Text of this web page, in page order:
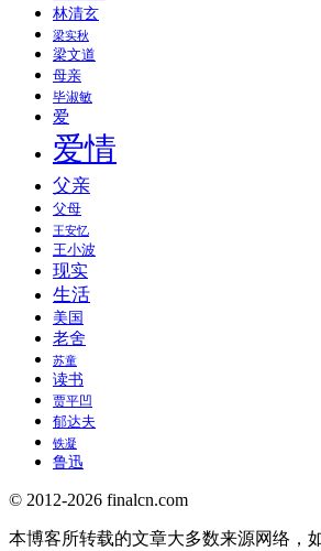
林清玄
梁实秋
梁文道
母亲
毕淑敏
爱
爱情
父亲
父母
王安忆
王小波
现实
生活
美国
老舍
苏童
读书
贾平凹
郁达夫
铁凝
鲁迅
© 2012-2026 finalcn.com
本博客所转载的文章大多数来源网络，